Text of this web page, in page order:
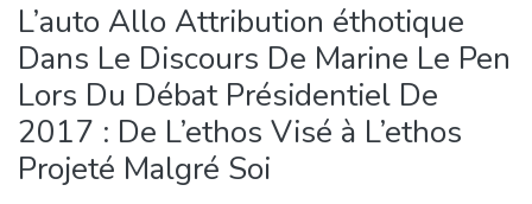
L’auto Allo Attribution éthotique
Dans Le Discours De Marine Le Pen
Lors Du Débat Présidentiel De
2017 : De L’ethos Visé à L’ethos
Projeté Malgré Soi